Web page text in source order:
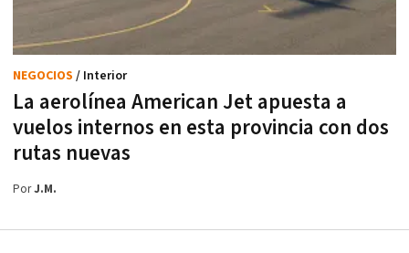
La aerolínea American Jet apuesta a
vuelos internos en esta provincia con dos
rutas nuevas
NEGOCIOS / Interior
PorJ.M.